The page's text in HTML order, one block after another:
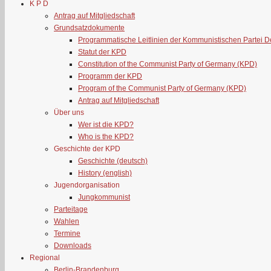
K P D
Antrag auf Mitgliedschaft
Grundsatzdokumente
Programmatische Leitlinien der Kommunistischen Partei
Statut der KPD
Constitution of the Communist Party of Germany (KPD)
Programm der KPD
Program of the Communist Party of Germany (KPD)
Antrag auf Mitgliedschaft
Über uns
Wer ist die KPD?
Who is the KPD?
Geschichte der KPD
Geschichte (deutsch)
History (english)
Jugendorganisation
Jungkommunist
Parteitage
Wahlen
Termine
Downloads
Regional